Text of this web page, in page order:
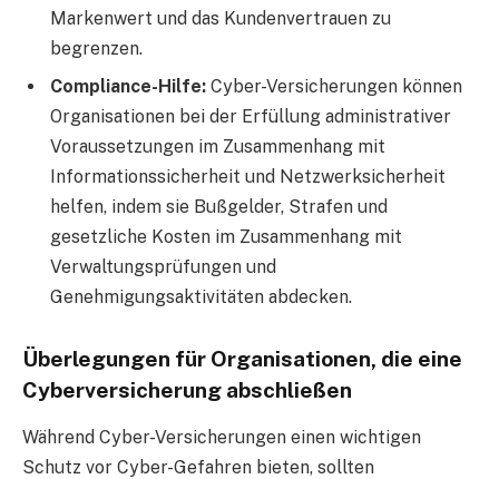
Markenwert und das Kundenvertrauen zu
begrenzen.
Compliance-Hilfe: Cyber-Versicherungen können
Organisationen bei der Erfüllung administrativer
Voraussetzungen im Zusammenhang mit
Informationssicherheit und Netzwerksicherheit
helfen, indem sie Bußgelder, Strafen und
gesetzliche Kosten im Zusammenhang mit
Verwaltungsprüfungen und
Genehmigungsaktivitäten abdecken.
Überlegungen für Organisationen, die eine
Cyberversicherung abschließen
Während Cyber-Versicherungen einen wichtigen
Schutz vor Cyber-Gefahren bieten, sollten